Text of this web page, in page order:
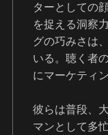
ターとしての
を捉える洞察
グの巧みさは
いる。聴く者
にマーケティ
彼らは普段、
マンとして多